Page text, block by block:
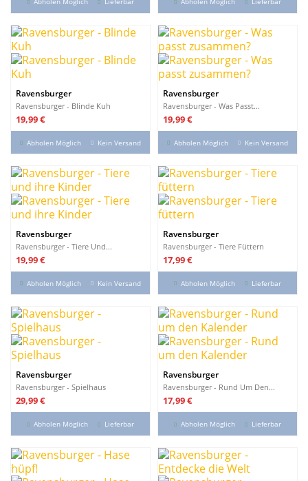
Ravensburger
Ravensburger - Blinde Kuh
Preis
19,99 €
Abholen Möglich Kein Versand
Ravensburger
Ravensburger - Was Passt...
Preis
19,99 €
Abholen Möglich Kein Versand
Ravensburger
Ravensburger - Tiere Und...
Preis
19,99 €
Abholen Möglich Kein Versand
Ravensburger
Ravensburger - Tiere Füttern
Preis
17,99 €
Abholen Möglich Lieferbar
Ravensburger
Ravensburger - Spielhaus
Preis
29,99 €
Abholen Möglich Lieferbar
Ravensburger
Ravensburger - Rund Um Den...
Preis
17,99 €
Abholen Möglich Lieferbar